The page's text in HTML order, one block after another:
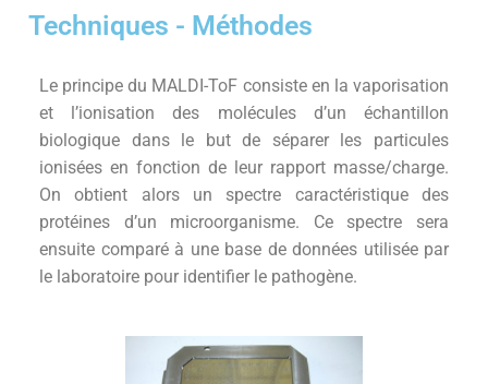
Techniques - Méthodes
Le principe du MALDI-ToF consiste en la vaporisation
et l’ionisation des molécules d’un échantillon
biologique dans le but de séparer les particules
ionisées en fonction de leur rapport masse/charge.
On obtient alors un spectre caractéristique des
protéines d’un microorganisme. Ce spectre sera
ensuite comparé à une base de données utilisée par
le laboratoire pour identifier le pathogène.